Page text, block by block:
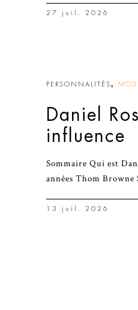
27 juil. 2026
PERSONNALITÉS,
Daniel
influence
Sommaire Qui est
années Thom
13 juil. 2026